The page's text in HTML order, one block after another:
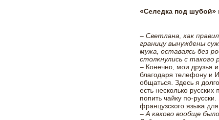
«Селедка под шубой»
– Светлана, как
границу вынуждены
мужа, оставаясь без
столкнулись с такого
– Конечно, мои друзья
благодаря телефону и
общаться. Здесь я
есть несколько
попить чайку по-
французского языка
– А каково вообще